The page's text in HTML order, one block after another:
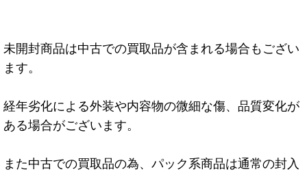
未開封商品は中古での買取品が含まれる場合もござい
ます。
経年劣化による外装や内容物の微細な傷、品質変化が
ある場合がございます。
また中古での買取品の為、パック系商品は通常の封入